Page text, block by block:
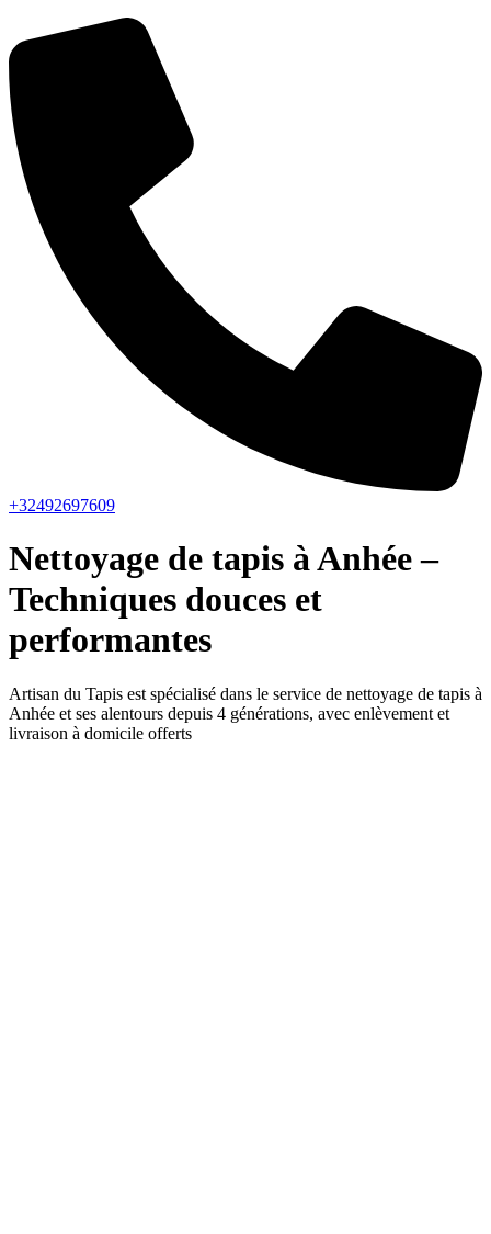
+32492697609
Nettoyage de tapis à Anhée –
Techniques douces et
performantes
Artisan du Tapis est spécialisé dans le service de nettoyage de tapis à
Anhée et ses alentours depuis 4 générations, avec enlèvement et
livraison à domicile offerts